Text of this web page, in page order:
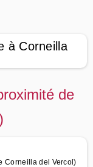
à Corneilla
de
Corneilla del Vercol)